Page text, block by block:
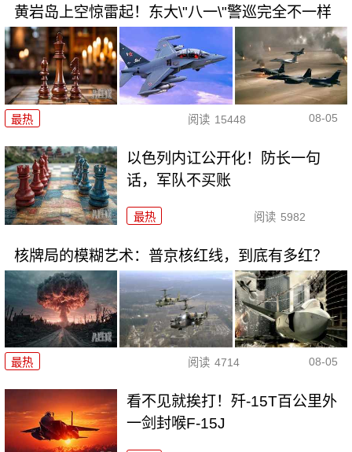
黄岩岛上空惊雷起！东大\"八一\"警巡完全不一样
最热 阅读 15448 08-05
以色列内讧公开化！防长一句
话，军队不买账
最热 阅读 5982
核牌局的模糊艺术：普京核红线，到底有多红？
最热 阅读 4714 08-05
看不见就挨打！歼-15T百公里外
一剑封喉F-15J